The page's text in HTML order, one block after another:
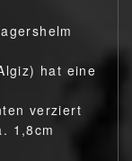
hat eine
verziert
1,8cm